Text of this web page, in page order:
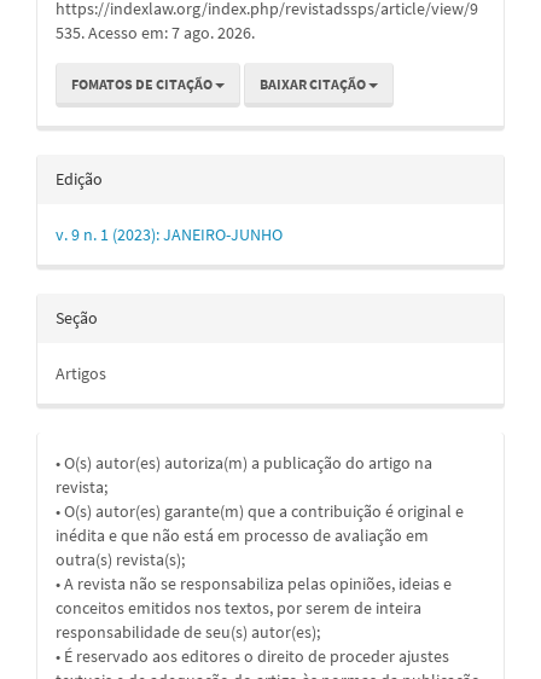
https://indexlaw.org/index.php/revistadssps/article/view/9
535. Acesso em: 7 ago. 2026.
FOMATOS DE CITAÇÃO BAIXAR CITAÇÃO
Edição
v. 9 n. 1 (2023): JANEIRO-JUNHO
Seção
Artigos
• O(s) autor(es) autoriza(m) a publicação do artigo na
revista;
• O(s) autor(es) garante(m) que a contribuição é original e
inédita e que não está em processo de avaliação em
outra(s) revista(s);
• A revista não se responsabiliza pelas opiniões, ideias e
conceitos emitidos nos textos, por serem de inteira
responsabilidade de seu(s) autor(es);
• É reservado aos editores o direito de proceder ajustes